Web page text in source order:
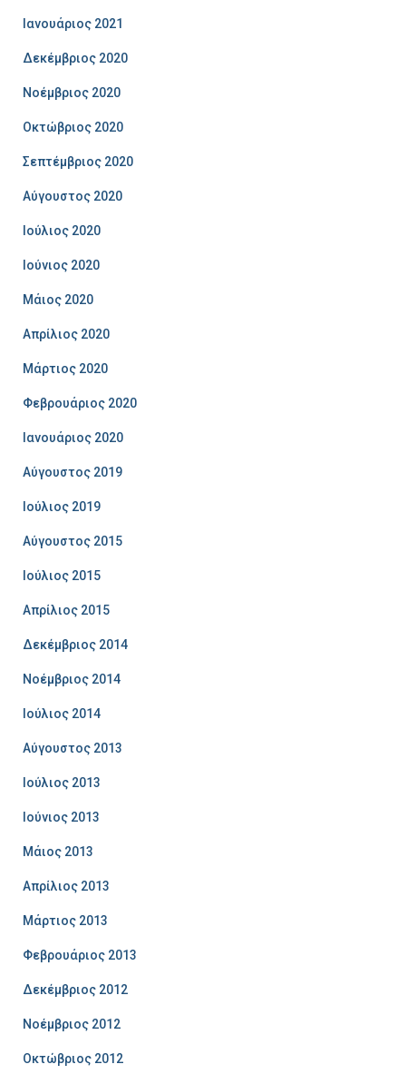
Ιανουάριος 2021
Δεκέμβριος 2020
Νοέμβριος 2020
Οκτώβριος 2020
Σεπτέμβριος 2020
Αύγουστος 2020
Ιούλιος 2020
Ιούνιος 2020
Μάιος 2020
Απρίλιος 2020
Μάρτιος 2020
Φεβρουάριος 2020
Ιανουάριος 2020
Αύγουστος 2019
Ιούλιος 2019
Αύγουστος 2015
Ιούλιος 2015
Απρίλιος 2015
Δεκέμβριος 2014
Νοέμβριος 2014
Ιούλιος 2014
Αύγουστος 2013
Ιούλιος 2013
Ιούνιος 2013
Μάιος 2013
Απρίλιος 2013
Μάρτιος 2013
Φεβρουάριος 2013
Δεκέμβριος 2012
Νοέμβριος 2012
Οκτώβριος 2012